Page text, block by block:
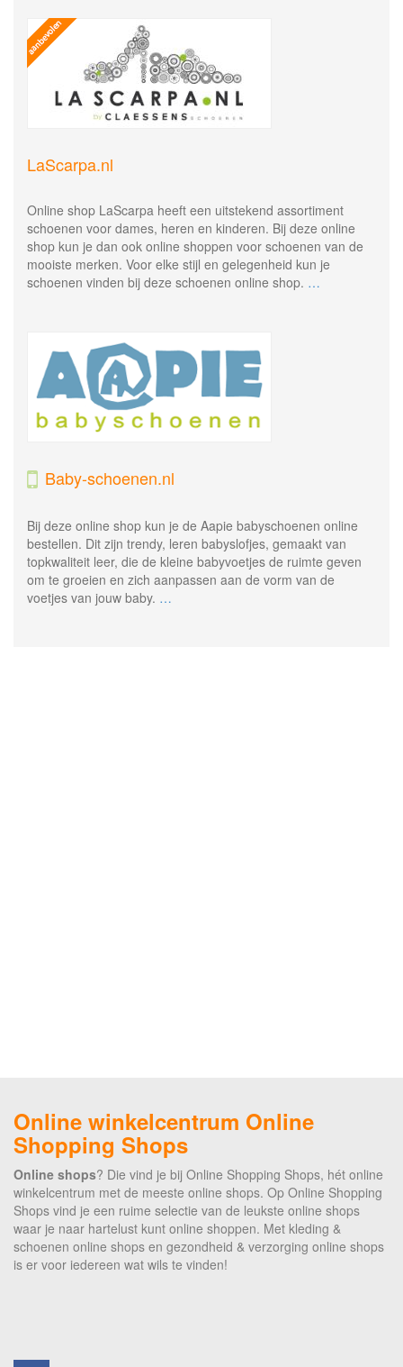
LaScarpa.nl
Online shop LaScarpa heeft een uitstekend assortiment
schoenen voor dames, heren en kinderen. Bij deze online
shop kun je dan ook online shoppen voor schoenen van de
mooiste merken. Voor elke stijl en gelegenheid kun je
schoenen vinden bij deze schoenen online shop. …
Baby-schoenen.nl
Bij deze online shop kun je de Aapie babyschoenen online
bestellen. Dit zijn trendy, leren babyslofjes, gemaakt van
topkwaliteit leer, die de kleine babyvoetjes de ruimte geven
om te groeien en zich aanpassen aan de vorm van de
voetjes van jouw baby. …
Online winkelcentrum Online
Shopping Shops
Online shops? Die vind je bij Online Shopping Shops, hét online
winkelcentrum met de meeste online shops. Op Online Shopping
Shops vind je een ruime selectie van de leukste online shops
waar je naar hartelust kunt online shoppen. Met kleding &
schoenen online shops en gezondheid & verzorging online shops
is er voor iedereen wat wils te vinden!